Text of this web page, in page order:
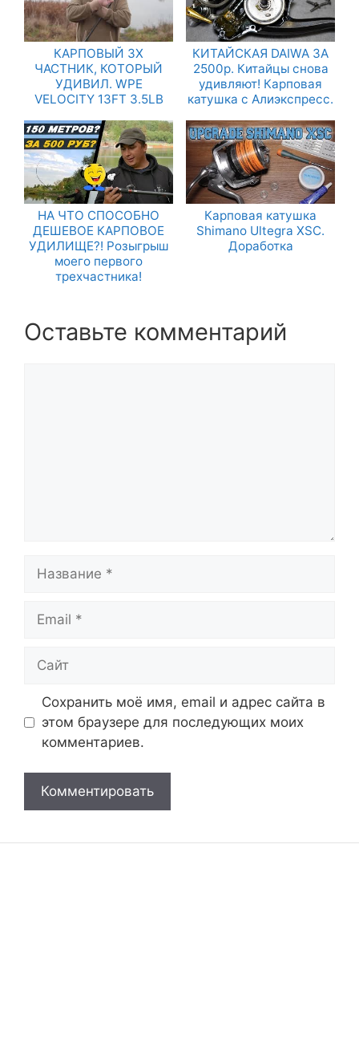
КАРПОВЫЙ 3Х
ЧАСТНИК, КОТОРЫЙ
УДИВИЛ. WPE
VELOCITY 13FT 3.5LB
КИТАЙСКАЯ DAIWA ЗА
2500р. Китайцы снова
удивляют! Карповая
катушка с Алиэкспресс.
НА ЧТО СПОСОБНО
ДЕШЕВОЕ КАРПОВОЕ
УДИЛИЩЕ?! Розыгрыш
моего первого
трехчастника!
Карповая катушка
Shimano Ultegra XSC.
Доработка
Оставьте комментарий
Сохранить моё имя, email и адрес сайта в
этом браузере для последующих моих
комментариев.